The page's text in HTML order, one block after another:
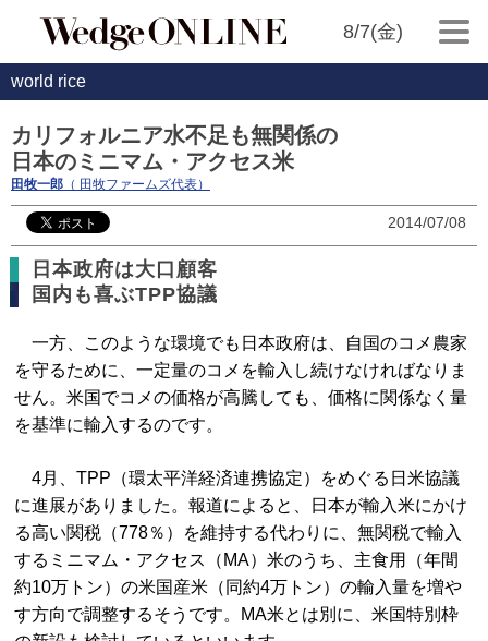
8/7(金)
world rice
カリフォルニア水不足も無関係の
日本のミニマム・アクセス米
田牧一郎 （ 田牧ファームズ代表）
2014/07/08
日本政府は大口顧客
国内も喜ぶTPP協議
一方、このような環境でも日本政府は、自国のコメ農家
を守るために、一定量のコメを輸入し続けなければなりま
せん。米国でコメの価格が高騰しても、価格に関係なく量
を基準に輸入するのです。
4月、TPP（環太平洋経済連携協定）をめぐる日米協議
に進展がありました。報道によると、日本が輸入米にかけ
る高い関税（778％）を維持する代わりに、無関税で輸入
するミニマム・アクセス（MA）米のうち、主食用（年間
約10万トン）の米国産米（同約4万トン）の輸入量を増や
す方向で調整するそうです。MA米とは別に、米国特別枠